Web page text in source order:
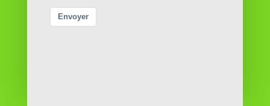
maison. Nous offrons des solutions personnalisées pour